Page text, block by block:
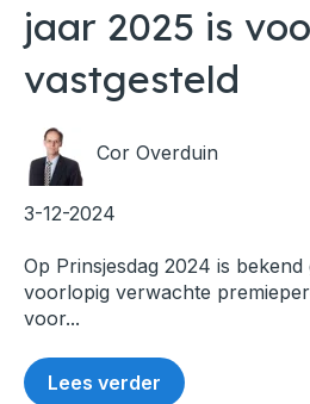
jaar 2025 is
vastgesteld
Cor Overduin
3-12-2024
Op Prinsjesdag 2024 is
voorlopig verwachte
voor...
Lees verder